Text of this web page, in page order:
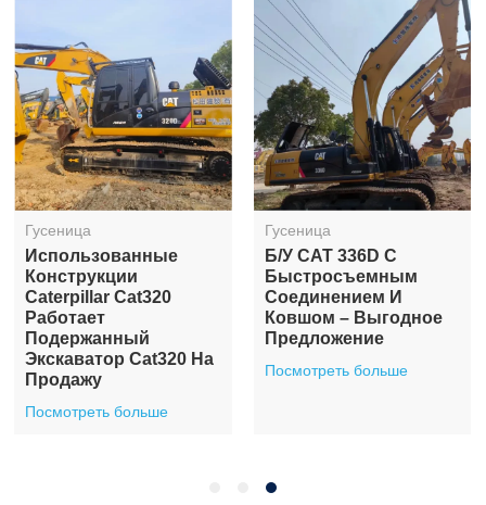
Гусеница
Использованные
Конструкции
Caterpillar Cat320
Работает
Подержанный
Экскаватор Cat320 На
Продажу
Посмотреть больше
Гусеница
Б/у CAT 336D С
Быстросъемным
Соединением И
Ковшом – Выгодное
Предложение
Посмотреть больше